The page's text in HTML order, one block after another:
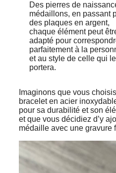
Des pierres de
médaillons, en passant
des plaques en argent,
chaque élément peut
adapté pour
parfaitement à la
et au style de celle qui le
portera.
Imaginons que vous
bracelet en acier
pour sa durabilité et son
et que vous décidiez d’y
médaille avec une gravure